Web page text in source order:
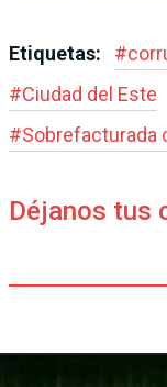
Etiquetas: #
#Ciudad del Este
#Sobrefacturada
Déjanos tus